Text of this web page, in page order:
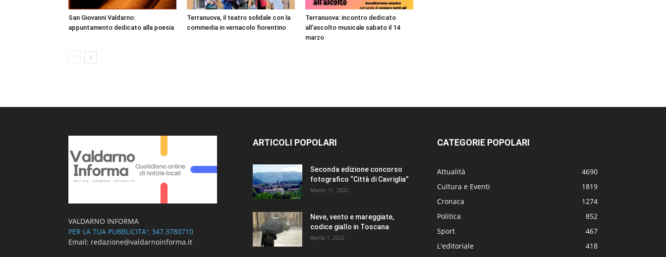
San Giovanni Valdarno:
appuntamento dedicato alla poesia
Terranuova, il teatro solidale con la
commedia in vernacolo fiorentino
Terranuova: incontro dedicato
all’ascolto musicale sabato il 14
marzo
VALDARNO INFORMA
PER LA TUA PUBBLICITA': 347.3780710
Email: redazione@valdarnoinforma.it
ARTICOLI POPOLARI
Seconda edizione concorso
fotografico “Città di Cavriglia”
Marzo 11, 2022
Neve, vento e mareggiate,
codice giallo in Toscana
Aprile 1, 2022
CATEGORIE POPOLARI
Attualità
4690
Cultura e Eventi
1819
Cronaca
1274
Politica
852
Sport
467
L'editoriale
418